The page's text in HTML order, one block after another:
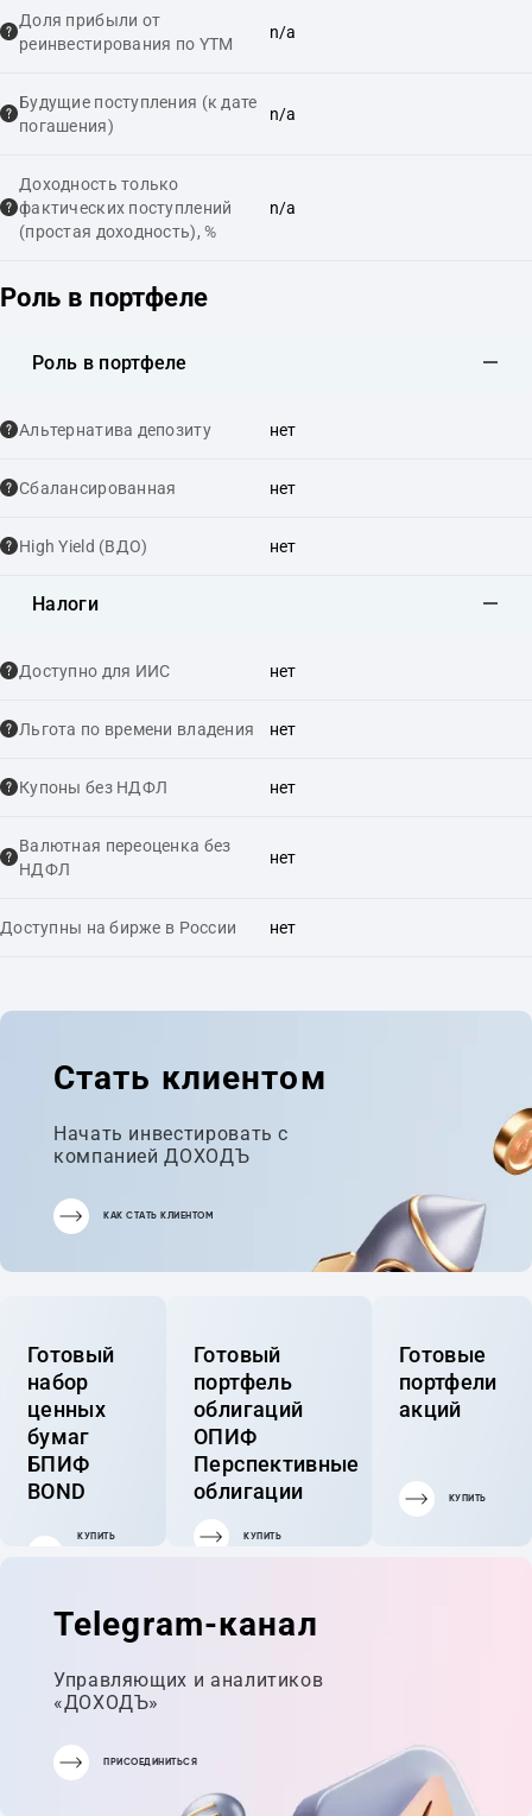
Доля прибыли от
реинвестирования по YTM
n/a
Будущие поступления (к дате
погашения)
n/a
Доходность только
фактических поступлений
(простая доходность), %
n/a
Роль в портфеле
Роль в портфеле
Альтернатива депозиту нет
Сбалансированная нет
High Yield (ВДО) нет
Налоги
Доступно для ИИС нет
Льгота по времени владения нет
Купоны без НДФЛ нет
Валютная переоценка без
НДФЛ
нет
Доступны на бирже в России нет
Стать клиентом
Начать инвестировать с
компанией ДОХОДЪ
КАК СТАТЬ КЛИЕНТОМ
Готовый
набор
ценных
бумаг
БПИФ
BOND
КУПИТЬ
Готовый
портфель
облигаций
ОПИФ
Перспективные
облигации
КУПИТЬ
Готовые
портфели
акций
КУПИТЬ
Telegram-канал
Управляющих и аналитиков
«ДОХОДЪ»
ПРИСОЕДИНИТЬСЯ